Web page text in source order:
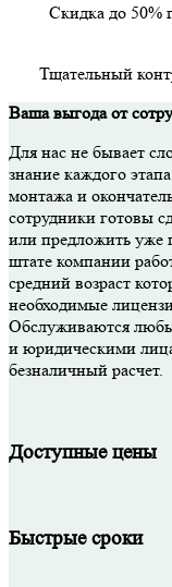
Скидка до 50%
Тщательный
Ваша выгода от
Для нас не бывает
знание каждого
монтажа и
сотрудники готовы
или предложить уже
штате компании
средний возраст
необходимые
Обслуживаются
и юридическими
безналичный расчет.
Доступные цены
Быстрые сроки